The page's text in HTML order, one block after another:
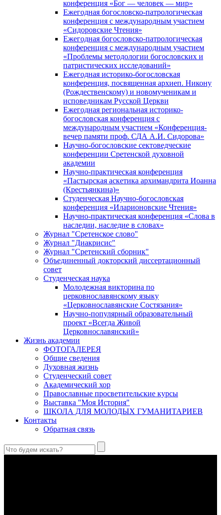
конференция «Бог — человек — мир»
Ежегодная богословско-патрологическая
конференция с международным участием
«Сидоровские Чтения»
Ежегодная богословско-патрологическая
конференция с международным участием
«Проблемы методологии богословских и
патристических исследований»
Ежегодная историко-богословская
конференция, посвященная архиеп. Никону
(Рождественскому) и новомученикам и
исповедникам Русской Церкви
Ежегодная региональная историко-
богословская конференция с
международным участием «Конференция-
вечер памяти проф. СДА А.И. Сидорова»
Научно-богословские сектоведческие
конференции Сретенской духовной
академии
Научно-практическая конференция
«Пастырская аскетика архимандрита Иоанна
(Крестьянкина)»
Студенческая Научно-богословская
конференция «Иларионовские Чтения»
Научно-практическая конференция «Cлова в
наследии, наследие в словах»
Журнал "Сретенское слово"
Журнал "Диакрисис"
Журнал "Сретенский сборник"
Объединенный докторский диссертационный
совет
Студенческая наука
Молодежная викторина по
церковнославянскому языку
«Церковнославянские Состязания»
Научно-популярный образовательный
проект «Всегда Живой
Церковнославянский»
Жизнь академии
ФОТОГАЛЕРЕЯ
Общие сведения
Духовная жизнь
Студенческий совет
Академический хор
Православные просветительские курсы
Выставка "Моя История"
ШКОЛА ДЛЯ МОЛОДЫХ ГУМАНИТАРИЕВ
Контакты
Обратная связь